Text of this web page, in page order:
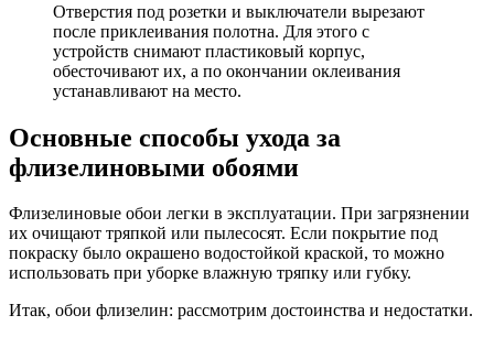
Отверстия под розетки и выключатели вырезают
после приклеивания полотна. Для этого с
устройств снимают пластиковый корпус,
обесточивают их, а по окончании оклеивания
устанавливают на место.
Основные способы ухода за
флизелиновыми обоями
Флизелиновые обои легки в эксплуатации. При загрязнении
их очищают тряпкой или пылесосят. Если покрытие под
покраску было окрашено водостойкой краской, то можно
использовать при уборке влажную тряпку или губку.
Итак, обои флизелин: рассмотрим достоинства и недостатки.